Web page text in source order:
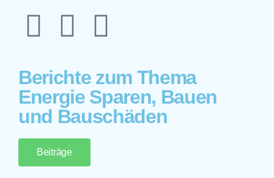
Berichte zum Thema
Energie Sparen, Bauen
und Bauschäden
Beiträge